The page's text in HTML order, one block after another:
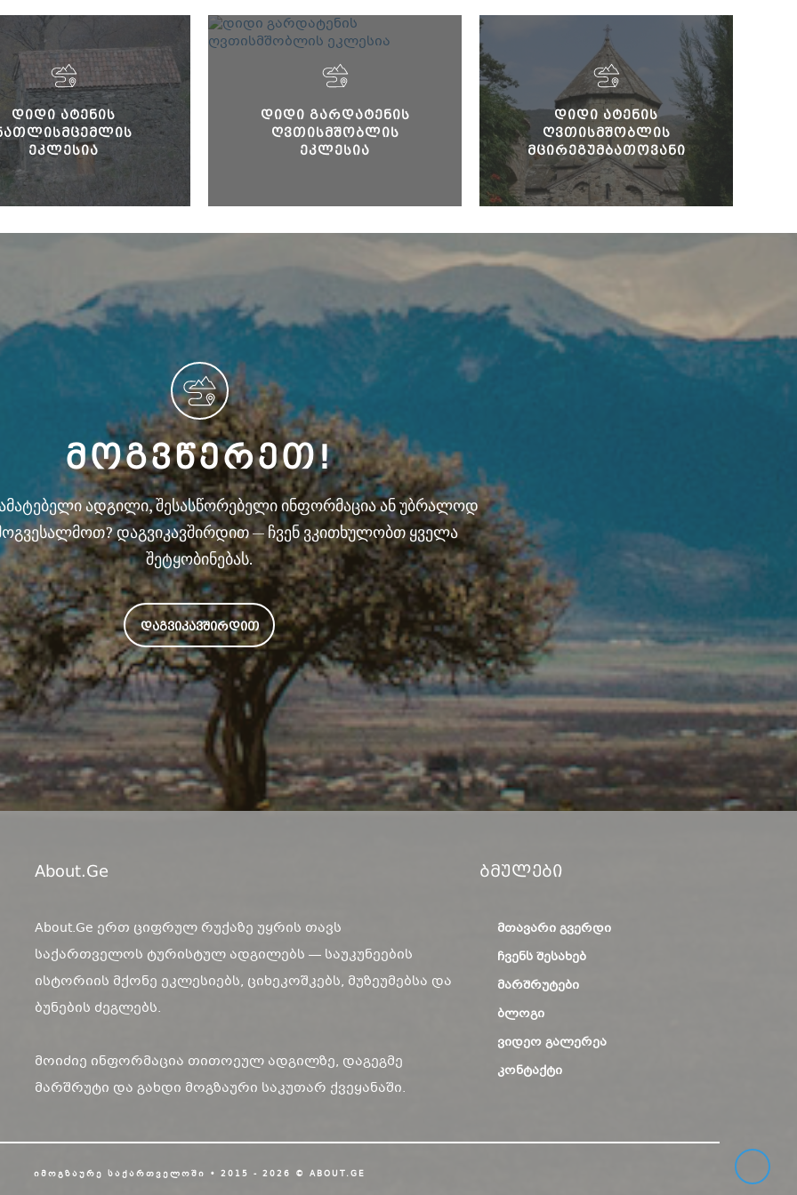
ᲓᲘᲓᲘ ᲐᲢᲔᲜᲘᲡ
ᲔᲙᲚᲔᲡᲘᲐ
ᲓᲘᲓᲘ ᲒᲐᲠᲓᲐᲢᲔᲜᲘᲡ
ᲦᲕᲗᲘᲡᲛᲨᲝᲑᲚᲘᲡ
ᲔᲙᲚᲔᲡᲘᲐ
ᲓᲘᲓᲘ ᲐᲢᲔᲜᲘᲡ
ᲦᲕᲗᲘᲡᲛᲨᲝᲑᲚᲘᲡ
ᲛᲪᲘᲠᲔᲒᲣᲛᲑᲐᲗᲝᲕᲐᲜᲘ
ᲔᲙᲚᲔᲡᲘᲐ
ᲛᲝᲒᲕᲬᲔᲠᲔᲗ!
ადგილი, შესასწორებელი ინფორმაცია ან უბრალოდ
დაგვიკავშირდით — ჩვენ ვკითხულობთ ყველა
შეტყობინებას.
ᲓᲐᲒᲕᲘᲙᲐᲕᲨᲘᲠᲓᲘᲗ
About.ge
About.Ge ერთ ციფრულ რუქაზე უყრის თავს
საქართველოს ტურისტულ ადგილებს — საუკუნეების
ისტორიის მქონე ეკლესიებს, ციხეკოშკებს, მუზეუმებსა და
ბუნების ძეგლებს.
მოიძიე ინფორმაცია თითოეულ ადგილზე, დაგეგმე
მარშრუტი და გახდი მოგზაური საკუთარ ქვეყანაში.
Ბმულები
ᲛᲗᲐᲕᲐᲠᲘ ᲒᲕᲔᲠᲓᲘ
ᲩᲕᲔᲜᲡ ᲨᲔᲡᲐᲮᲔᲑ
ᲛᲐᲠᲨᲠᲣᲢᲔᲑᲘ
ᲑᲚᲝᲒᲘ
ᲕᲘᲓᲔᲝ ᲒᲐᲚᲔᲠᲔᲐ
ᲙᲝᲜᲢᲐᲥᲢᲘ
ᲘᲛᲝᲒᲖᲐᲣᲠᲔ ᲡᲐᲥᲐᲠᲗᲕᲔᲚᲝᲨᲘ • 2015 - 2026 © ABOUT.GE